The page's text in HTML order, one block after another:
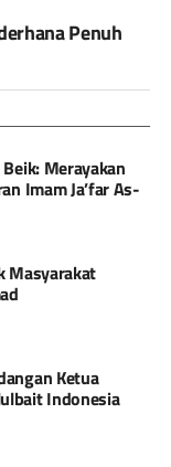
Penuh
Merayakan
Imam Ja’far As-
Masyarakat
Ketua
Indonesia